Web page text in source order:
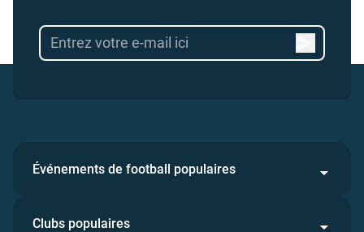
Événements de football populaires
Clubs populaires